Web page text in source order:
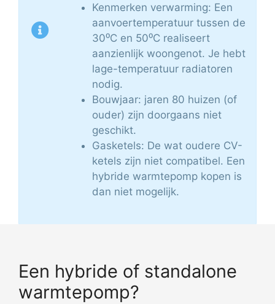
Kenmerken verwarming: Een
aanvoertemperatuur tussen de
30⁰C en 50⁰C realiseert
aanzienlijk woongenot. Je hebt
lage-temperatuur radiatoren
nodig.
Bouwjaar: jaren 80 huizen (of
ouder) zijn doorgaans niet
geschikt.
Gasketels: De wat oudere CV-
ketels zijn niet compatibel. Een
hybride warmtepomp kopen is
dan niet mogelijk.
Een hybride of standalone
warmtepomp?